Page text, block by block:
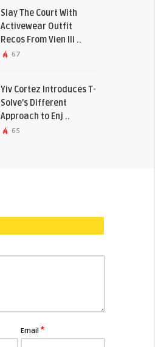
Slay The Court With
Activewear Outfit
Recos From Vien Ili ..
67
Yiv Cortez Introduces T-
Solve’s Different
Approach to Enj ..
65
Email*